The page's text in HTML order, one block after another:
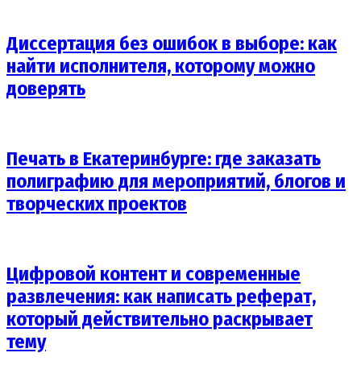
Диссертация без ошибок в выборе: как
найти исполнителя, которому можно
доверять
Печать в Екатеринбурге: где заказать
полиграфию для мероприятий, блогов и
творческих проектов
Цифровой контент и современные
развлечения: как написать реферат,
который действительно раскрывает
тему